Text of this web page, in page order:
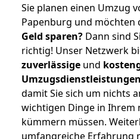
Sie planen einen Umzug
Papenburg und möchten
Geld sparen? Dann sind
richtig! Unser Netzwerk
zuverlässige und
Umzugsdienstleistungen
damit Sie sich um nichts
wichtigen Dinge in Ihrem
kümmern müssen.
umfangreiche Erfahrung